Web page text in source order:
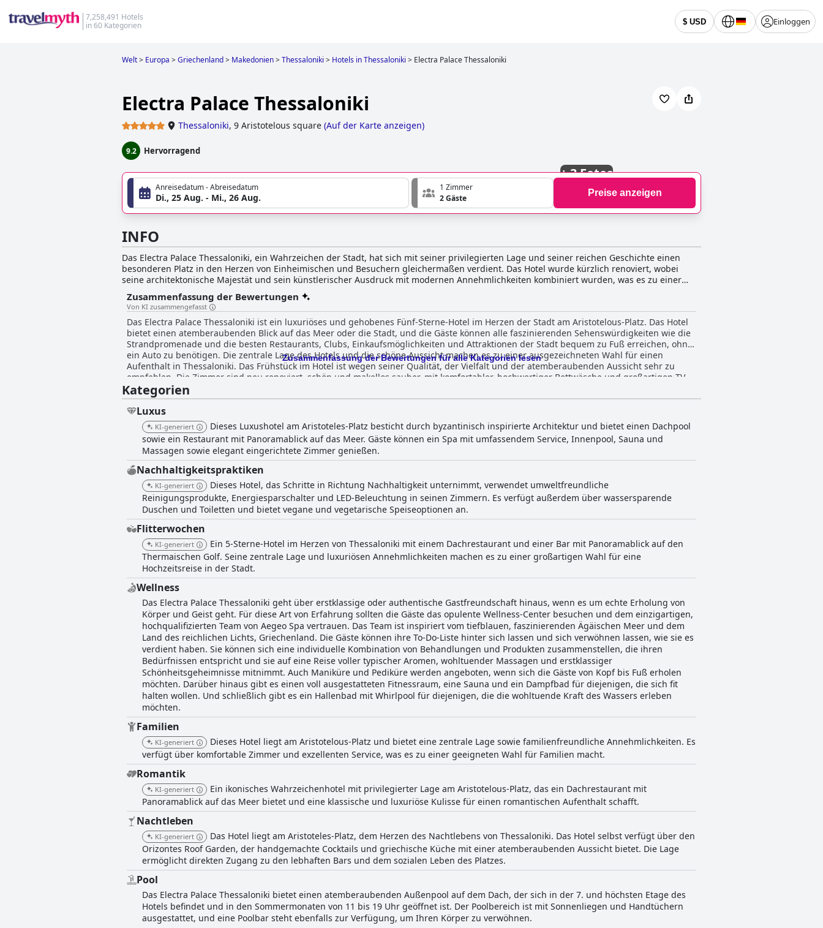
7,258,491 Hotels
in 60 Kategorien
$ USD Einloggen
Welt> Europa >Griechenland> Makedonien>Thessaloniki > Hotels in Thessaloniki > Electra Palace Thessaloniki
Electra Palace Thessaloniki
Thessaloniki, 9 Aristotelous square (Auf der Karte anzeigen)
9.2 Hervorragend
+3 Fotos
Anreisedatum - Abreisedatum
Di., 25 Aug. - Mi., 26 Aug.
1 Zimmer
2 Gäste
Preise anzeigen
INFO
Das Electra Palace Thessaloniki, ein Wahrzeichen der Stadt, hat sich mit seiner privilegierten Lage und seiner reichen Geschichte einen
besonderen Platz in den Herzen von Einheimischen und Besuchern gleichermaßen verdient. Das Hotel wurde kürzlich renoviert, wobei
seine architektonische Majestät und sein künstlerischer Ausdruck mit modernen Annehmlichkeiten kombiniert wurden, was es zu einer
lebendigen Ausstellung verschiedener Kunstformen macht. Die Gäste können luxuriöse Unterkünfte, griechische Komfortküche in
verschiedenen Restaurants und eine Reihe von Wellness-Einrichtungen genießen, darunter ein von Aegeo Spas betriebenes Wellness-
Center, Außen- und Innenpools und ein Fitness-Center.
Zusammenfassung der Bewertungen
Von KI zusammengefasst
Das Electra Palace Thessaloniki ist ein luxuriöses und gehobenes Fünf-Sterne-Hotel im Herzen der Stadt am Aristotelous-Platz. Das Hotel
bietet einen atemberaubenden Blick auf das Meer oder die Stadt, und die Gäste können alle faszinierenden Sehenswürdigkeiten wie die
Strandpromenade und die besten Restaurants, Clubs, Einkaufsmöglichkeiten und Attraktionen der Stadt bequem zu Fuß erreichen, ohne
ein Auto zu benötigen. Die zentrale Lage des Hotels und die schöne Aussicht machen es zu einer ausgezeichneten Wahl für einen
Aufenthalt in Thessaloniki. Das Frühstück im Hotel ist wegen seiner Qualität, der Vielfalt und der atemberaubenden Aussicht sehr zu
empfehlen. Die Zimmer sind neu renoviert, schön und makellos sauber, mit komfortabler, hochwertiger Bettwäsche und großartigen TV-
Optionen für Englischsprachige. Das Hotelpersonal ist außergewöhnlich und bietet während des gesamten Aufenthalts einen
freundlichen und hilfsbereiten Service. Die Spa- und Pool-Einrichtungen haben gemischte Kritiken erhalten, aber der Pool und die
Terrasse auf dem Dach sind auf jeden Fall einen Besuch wert. Das Electra Palace Thessaloniki ist der perfekte Ort, um sich auf Reisen
Luxus und Eleganz zu gönnen. Die Gäste waren von der Schönheit des Hotels begeistert und freuen sich darauf, in diese Perle im Herzen
von Thessaloniki zurückzukehren.
Zusammenfassung der Bewertungen für alle Kategorien lesen
Kategorien
Luxus
KI-generiert
Dieses Luxushotel am Aristoteles-Platz besticht durch byzantinisch inspirierte Architektur und bietet einen Dachpool
sowie ein Restaurant mit Panoramablick auf das Meer. Gäste können ein Spa mit umfassendem Service, Innenpool, Sauna und
Massagen sowie elegant eingerichtete Zimmer genießen.
Nachhaltigkeitspraktiken
KI-generiert
Dieses Hotel, das Schritte in Richtung Nachhaltigkeit unternimmt, verwendet umweltfreundliche
Reinigungsprodukte, Energiesparschalter und LED-Beleuchtung in seinen Zimmern. Es verfügt außerdem über wassersparende
Duschen und Toiletten und bietet vegane und vegetarische Speiseoptionen an.
Flitterwochen
KI-generiert
Ein 5-Sterne-Hotel im Herzen von Thessaloniki mit einem Dachrestaurant und einer Bar mit Panoramablick auf den
Thermaischen Golf. Seine zentrale Lage und luxuriösen Annehmlichkeiten machen es zu einer großartigen Wahl für eine
Hochzeitsreise in der Stadt.
Wellness
Das Electra Palace Thessaloniki geht über erstklassige oder authentische Gastfreundschaft hinaus, wenn es um echte Erholung von
Körper und Geist geht. Für diese Art von Erfahrung sollten die Gäste das opulente Wellness-Center besuchen und dem einzigartigen,
hochqualifizierten Team von Aegeo Spa vertrauen. Das Team ist inspiriert vom tiefblauen, faszinierenden Ägäischen Meer und dem
Land des reichlichen Lichts, Griechenland. Die Gäste können ihre To-Do-Liste hinter sich lassen und sich verwöhnen lassen, wie sie es
verdient haben. Sie können sich eine individuelle Kombination von Behandlungen und Produkten zusammenstellen, die ihren
Bedürfnissen entspricht und sie auf eine Reise voller typischer Aromen, wohltuender Massagen und erstklassiger
Schönheitsgeheimnisse mitnimmt. Auch Maniküre und Pediküre werden angeboten, wenn sich die Gäste von Kopf bis Fuß erholen
möchten. Darüber hinaus gibt es einen voll ausgestatteten Fitnessraum, eine Sauna und ein Dampfbad für diejenigen, die sich fit
halten wollen. Und schließlich gibt es ein Hallenbad mit Whirlpool für diejenigen, die die wohltuende Kraft des Wassers erleben
möchten.
Familien
KI-generiert
Dieses Hotel liegt am Aristotelous-Platz und bietet eine zentrale Lage sowie familienfreundliche Annehmlichkeiten. Es
verfügt über komfortable Zimmer und exzellenten Service, was es zu einer geeigneten Wahl für Familien macht.
Romantik
KI-generiert
Ein ikonisches Wahrzeichenhotel mit privilegierter Lage am Aristotelous-Platz, das ein Dachrestaurant mit
Panoramablick auf das Meer bietet und eine klassische und luxuriöse Kulisse für einen romantischen Aufenthalt schafft.
Nachtleben
KI-generiert
Das Hotel liegt am Aristoteles-Platz, dem Herzen des Nachtlebens von Thessaloniki. Das Hotel selbst verfügt über den
Orizontes Roof Garden, der handgemachte Cocktails und griechische Küche mit einer atemberaubenden Aussicht bietet. Die Lage
ermöglicht direkten Zugang zu den lebhaften Bars und dem sozialen Leben des Platzes.
Pool
Das Electra Palace Thessaloniki bietet einen atemberaubenden Außenpool auf dem Dach, der sich in der 7. und höchsten Etage des
Hotels befindet und in den Sommermonaten von 11 bis 19 Uhr geöffnet ist. Der Poolbereich ist mit Sonnenliegen und Handtüchern
ausgestattet, und eine Poolbar steht ebenfalls zur Verfügung, um Ihren Körper zu verwöhnen.